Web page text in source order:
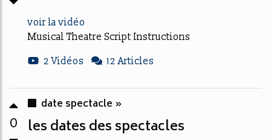
voir la vidéo
Musical Theatre Script Instructions
2 Vidéos
12 Articles
0
date spectacle »
les dates des spectacles